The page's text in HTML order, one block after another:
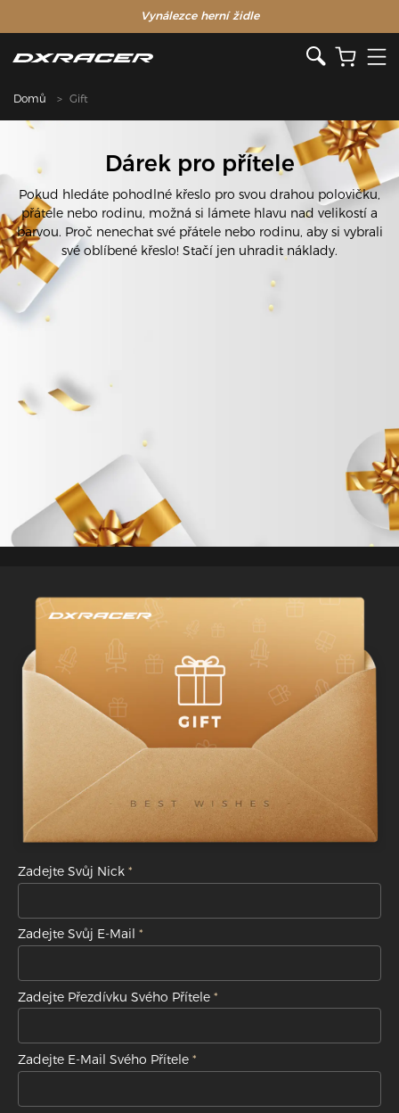
Vynálezce herní židle
Domů Gift
Dárek pro přítele
Pokud hledáte pohodlné křeslo pro svou drahou polovičku,
přátele nebo rodinu, možná si lámete hlavu nad velikostí a
barvou. Proč nenechat své přátele nebo rodinu, aby si vybrali
své oblíbené křeslo! Stačí jen uhradit náklady.
Zadejte Svůj Nick
Zadejte Svůj E-Mail
Zadejte Přezdívku Svého Přítele
Zadejte E-Mail Svého Přítele